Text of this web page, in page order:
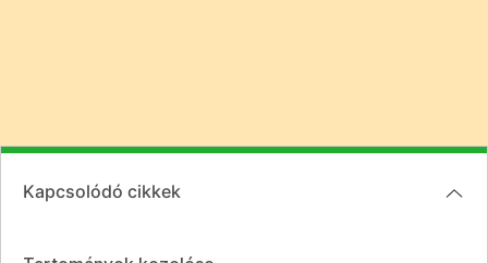
Kapcsolódó cikkek